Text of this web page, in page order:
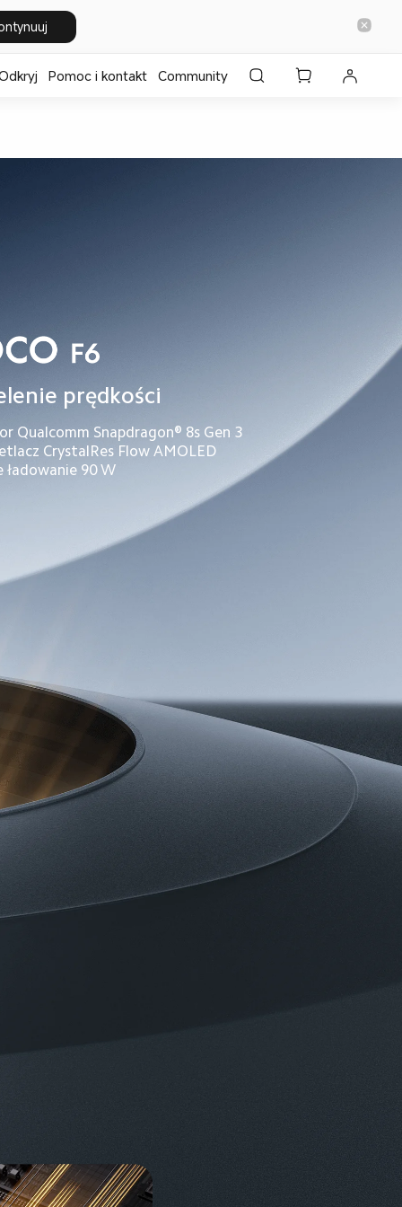
Pomoc i kontakt Community
prędkości
Qualcomm Snapdragon® 8s Gen 3
CrystalRes Flow AMOLED
ładowanie 90 W